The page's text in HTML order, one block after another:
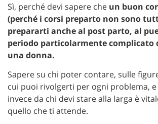
Sì, perché devi sapere che un buon
(perché i corsi preparto non sono
prepararti anche al post parto, al
periodo particolarmente complicato
una donna.
Sapere su chi poter contare, sulle
cui puoi rivolgerti per ogni problema,
invece da chi devi stare alla larga è
quello che ti attende.